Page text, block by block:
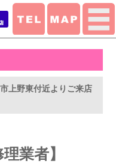
上野東付近よりご来店
業者】